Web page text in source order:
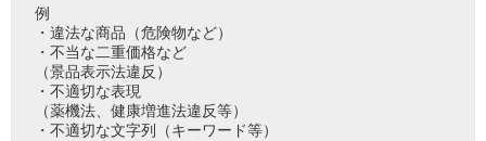
例
・違法な商品（危険物など）
・不当な二重価格など
（景品表示法違反）
・不適切な表現
（薬機法、健康増進法違反等）
・不適切な文字列（キーワード等）